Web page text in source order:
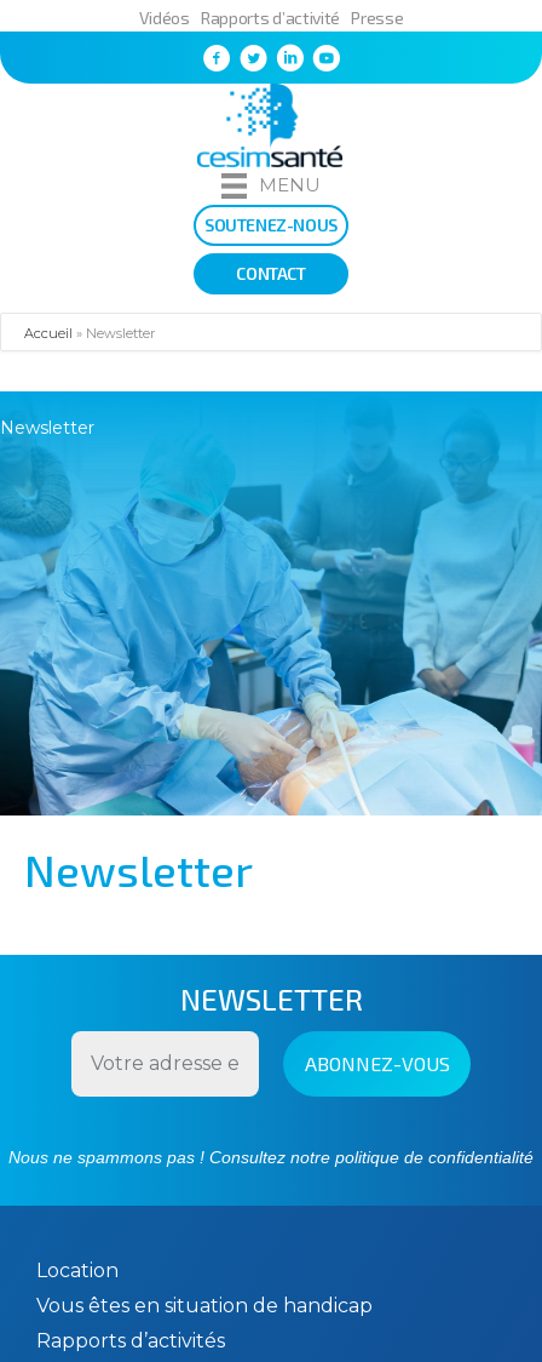
Vidéos Rapports d’activité Presse
MENU
SOUTENEZ-NOUS
CONTACT
Accueil » Newsletter
Newsletter
Newsletter
NEWSLETTER
Nous ne spammons pas ! Consultez notre politique de confidentialité
Location
Vous êtes en situation de handicap
Rapports d’activités